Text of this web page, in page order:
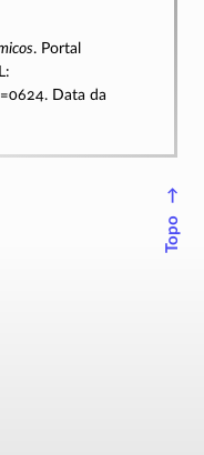
. Portal
Data da
↑
Topo